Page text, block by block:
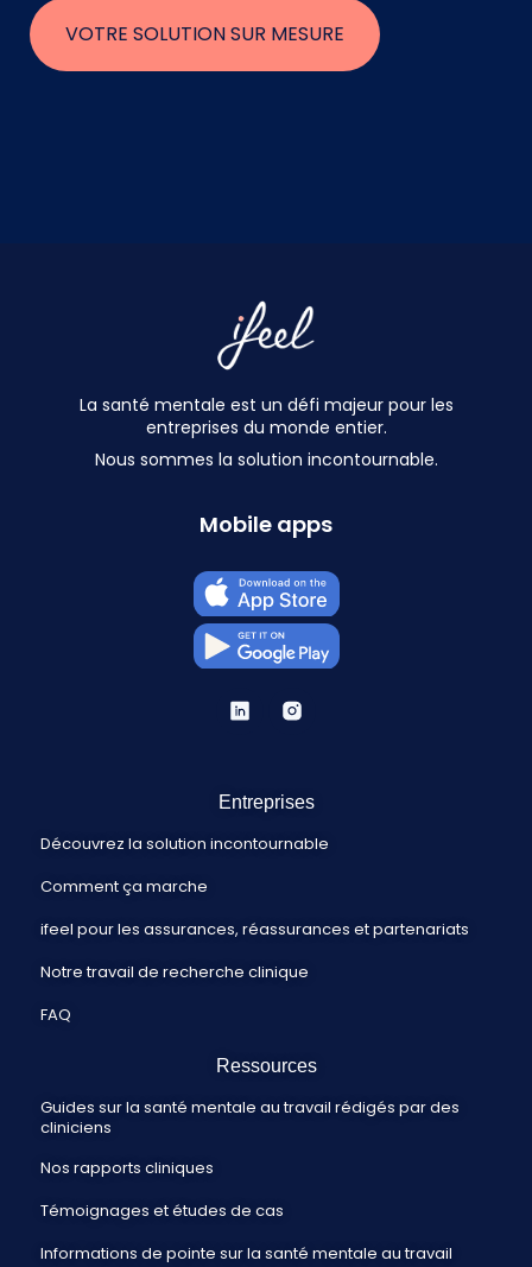
VOTRE SOLUTION SUR MESURE
La santé mentale est un défi majeur pour les
entreprises du monde entier.
Nous sommes la solution incontournable.
Mobile apps
Entreprises
Découvrez la solution incontournable
Comment ça marche
ifeel pour les assurances, réassurances et partenariats
Notre travail de recherche clinique
FAQ
Ressources
Guides sur la santé mentale au travail rédigés par des
cliniciens
Nos rapports cliniques
Témoignages et études de cas
Informations de pointe sur la santé mentale au travail